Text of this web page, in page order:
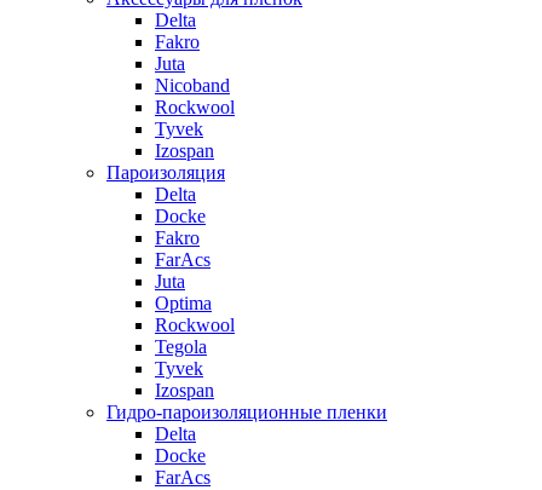
Delta
Fakro
Juta
Nicoband
Rockwool
Tyvek
Izospan
Пароизоляция
Delta
Docke
Fakro
FarAcs
Juta
Optima
Rockwool
Tegola
Tyvek
Izospan
Гидро-пароизоляционные пленки
Delta
Docke
FarAcs